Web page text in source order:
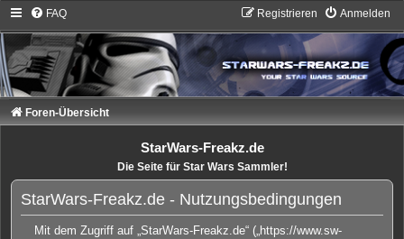
FAQ Anmelden
Registrieren
Foren-Übersicht
StarWars-Freakz.de
Die Seite für Star Wars Sammler!
StarWars-Freakz.de - Nutzungsbedingungen
Mit dem Zugriff auf „StarWars-Freakz.de“ („https://www.sw-